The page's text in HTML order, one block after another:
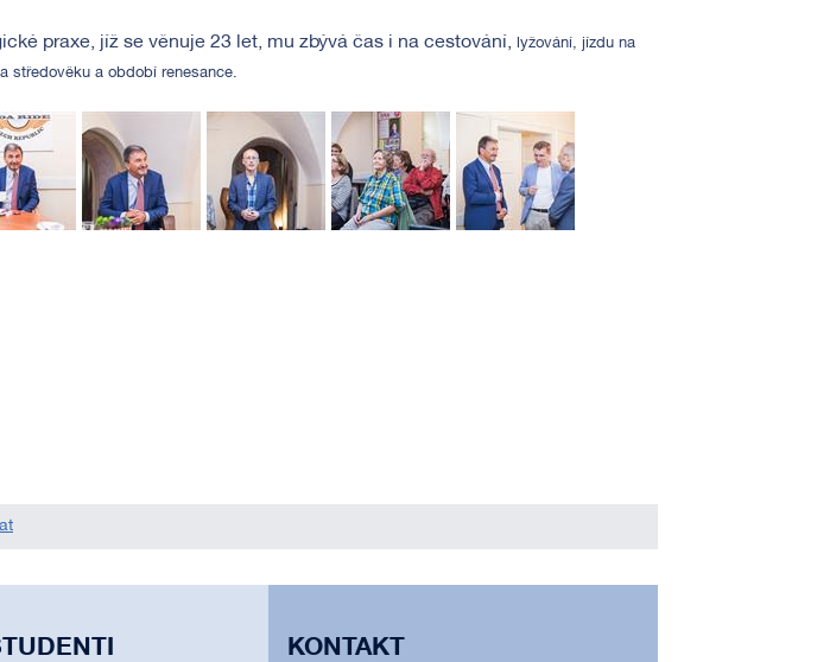
praxe, jíž se věnuje 23 let, mu zbývá čas i na cestování, lyžování, jízdu na
středověku a období renesance.
KONTAKT